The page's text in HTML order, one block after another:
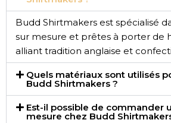
Budd Shirtmakers est spécialisé
sur mesure et prêtes à porter de
alliant tradition anglaise et
Quels matériaux sont utilisés
Budd Shirtmakers ?
Est-il possible de commander
mesure chez Budd